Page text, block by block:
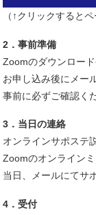
（↑クリックすると
2．事前準備
Zoomのダウンロー
お申し込み後にメー
事前に必ずご確認く
3．当日の連絡
オンラインサポステ
Zoomのオンライン
当日、メールにてサ
4．受付